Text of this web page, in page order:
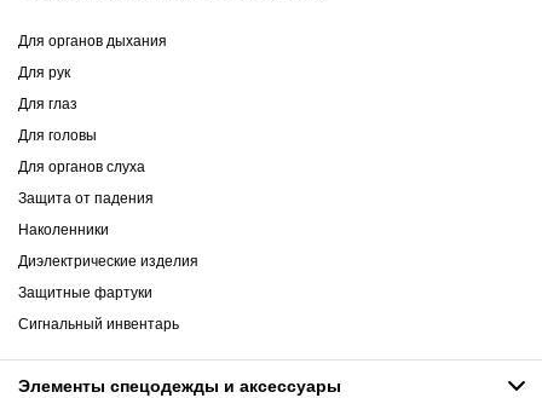
Для органов дыхания
Для рук
Для глаз
Для головы
Для органов слуха
Защита от падения
Наколенники
Диэлектрические изделия
Защитные фартуки
Сигнальный инвентарь
Элементы спецодежды и аксессуары